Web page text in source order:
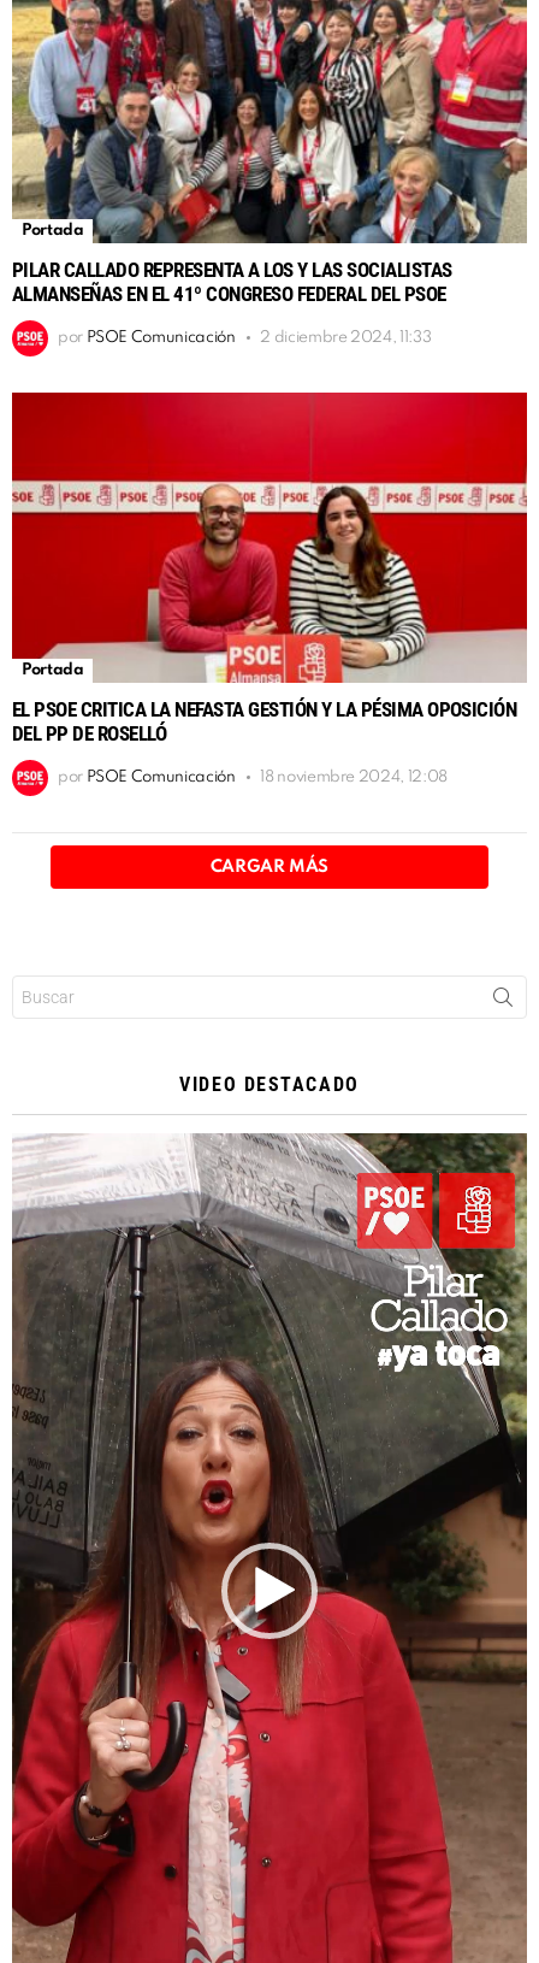
Portada
PILAR CALLADO REPRESENTA A LOS Y LAS SOCIALISTAS
ALMANSEÑAS EN EL 41º CONGRESO FEDERAL DEL PSOE
por PSOE Comunicación 2 diciembre 2024, 11:33
Portada
EL PSOE CRITICA LA NEFASTA GESTIÓN Y LA PÉSIMA OPOSICIÓN
DEL PP DE ROSELLÓ
por PSOE Comunicación 18 noviembre 2024, 12:08
CARGAR MÁS
VIDEO DESTACADO
Reproductor
de
vídeo